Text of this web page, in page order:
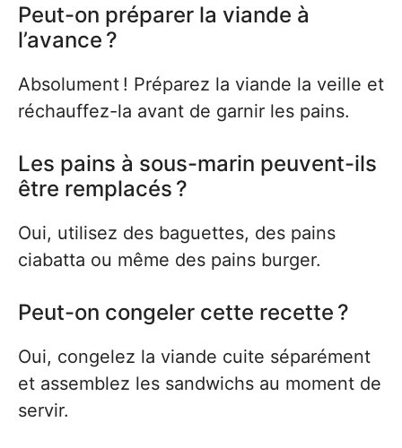
Peut-on préparer la viande à
l’avance ?
Absolument ! Préparez la viande la veille et
réchauffez-la avant de garnir les pains.
Les pains à sous-marin peuvent-ils
être remplacés ?
Oui, utilisez des baguettes, des pains
ciabatta ou même des pains burger.
Peut-on congeler cette recette ?
Oui, congelez la viande cuite séparément
et assemblez les sandwichs au moment de
servir.